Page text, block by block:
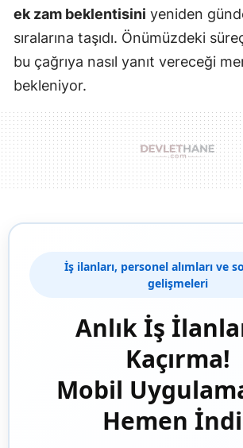
ek zam beklentisini yeniden
sıralarına taşıdı. Önümüzdeki
bu çağrıya nasıl yanıt vereceği
bekleniyor.
İş ilanları, personel alımları ve
gelişmeleri
Anlık İş
Kaçırma!
Mobil
Hemen